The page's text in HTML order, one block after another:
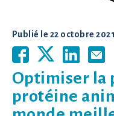
Publié le 22 octobre 2021
Optimiser la
protéine